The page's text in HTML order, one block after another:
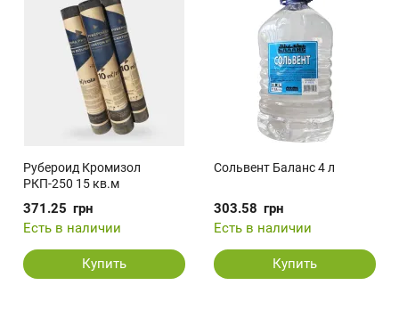
Рубероид Кромизол
РКП-250 15 кв.м
371.25 грн
Есть в наличии
Купить
Сольвент Баланс 4 л
303.58 грн
Есть в наличии
Купить